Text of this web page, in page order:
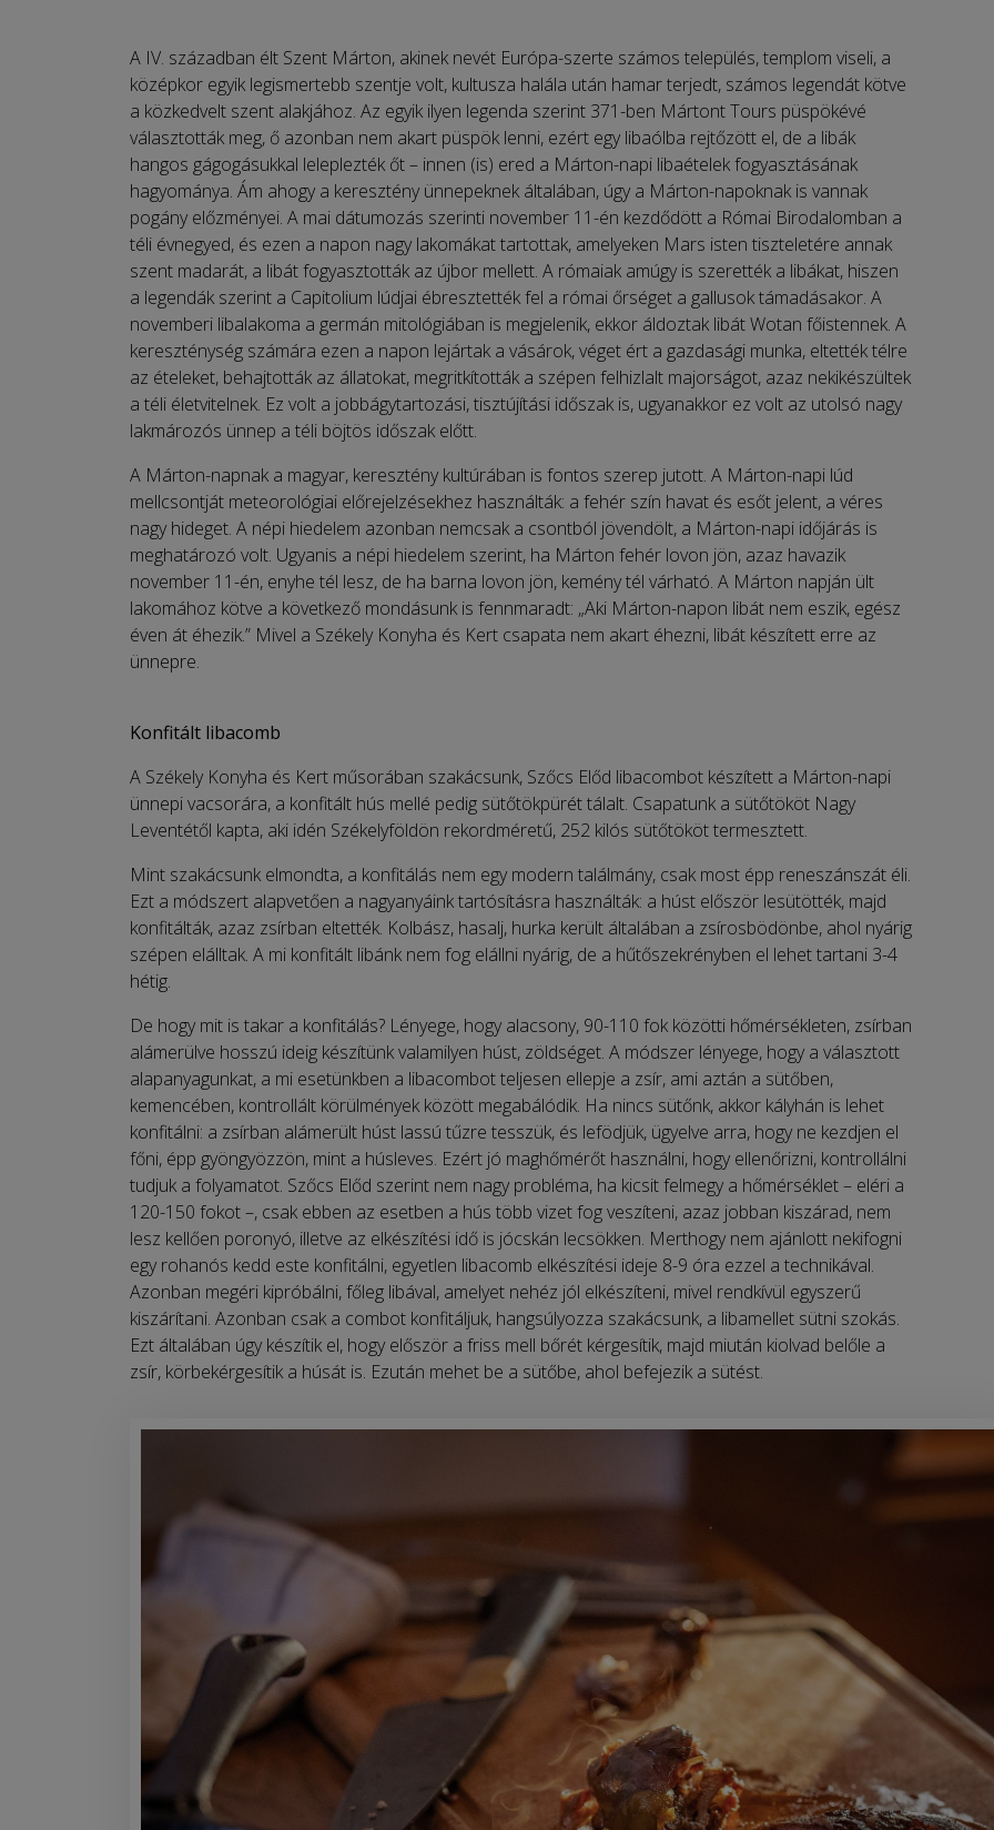
A IV. században élt Szent Márton, akinek nevét Európa-szerte számos település, templom viseli, a
középkor egyik legismertebb szentje volt, kultusza halála után hamar terjedt, számos legendát kötve
a közkedvelt szent alakjához. Az egyik ilyen legenda szerint 371-ben Mártont Tours püspökévé
választották meg, ő azonban nem akart püspök lenni, ezért egy libaólba rejtőzött el, de a libák
hangos gágogásukkal leleplezték őt – innen (is) ered a Márton-napi libaételek fogyasztásának
hagyománya. Ám ahogy a keresztény ünnepeknek általában, úgy a Márton-napoknak is vannak
pogány előzményei. A mai dátumozás szerinti november 11-én kezdődött a Római Birodalomban a
téli évnegyed, és ezen a napon nagy lakomákat tartottak, amelyeken Mars isten tiszteletére annak
szent madarát, a libát fogyasztották az újbor mellett. A rómaiak amúgy is szerették a libákat, hiszen
a legendák szerint a Capitolium lúdjai ébresztették fel a római őrséget a gallusok támadásakor. A
novemberi libalakoma a germán mitológiában is megjelenik, ekkor áldoztak libát Wotan főistennek. A
kereszténység számára ezen a napon lejártak a vásárok, véget ért a gazdasági munka, eltették télre
az ételeket, behajtották az állatokat, megritkították a szépen felhizlalt majorságot, azaz nekikészültek
a téli életvitelnek. Ez volt a jobbágytartozási, tisztújítási időszak is, ugyanakkor ez volt az utolsó nagy
lakmározós ünnep a téli böjtös időszak előtt.
A Márton-napnak a magyar, keresztény kultúrában is fontos szerep jutott. A Márton-napi lúd
mellcsontját meteorológiai előrejelzésekhez használták: a fehér szín havat és esőt jelent, a véres
nagy hideget. A népi hiedelem azonban nemcsak a csontból jövendölt, a Márton-napi időjárás is
meghatározó volt. Ugyanis a népi hiedelem szerint, ha Márton fehér lovon jön, azaz havazik
november 11-én, enyhe tél lesz, de ha barna lovon jön, kemény tél várható. A Márton napján ült
lakomához kötve a következő mondásunk is fennmaradt: „Aki Márton-napon libát nem eszik, egész
éven át éhezik.” Mivel a Székely Konyha és Kert csapata nem akart éhezni, libát készített erre az
ünnepre.
Konfitált libacomb
A Székely Konyha és Kert műsorában szakácsunk, Szőcs Előd libacombot készített a Márton-napi
ünnepi vacsorára, a konfitált hús mellé pedig sütőtökpürét tálalt. Csapatunk a sütőtököt Nagy
Leventétől kapta, aki idén Székelyföldön rekordméretű, 252 kilós sütőtököt termesztett.
Mint szakácsunk elmondta, a konfitálás nem egy modern találmány, csak most épp reneszánszát éli.
Ezt a módszert alapvetően a nagyanyáink tartósításra használták: a húst először lesütötték, majd
konfitálták, azaz zsírban eltették. Kolbász, hasalj, hurka került általában a zsírosbödönbe, ahol nyárig
szépen elálltak. A mi konfitált libánk nem fog elállni nyárig, de a hűtőszekrényben el lehet tartani 3-4
hétig.
De hogy mit is takar a konfitálás? Lényege, hogy alacsony, 90-110 fok közötti hőmérsékleten, zsírban
alámerülve hosszú ideig készítünk valamilyen húst, zöldséget. A módszer lényege, hogy a választott
alapanyagunkat, a mi esetünkben a libacombot teljesen ellepje a zsír, ami aztán a sütőben,
kemencében, kontrollált körülmények között megabálódik. Ha nincs sütőnk, akkor kályhán is lehet
konfitálni: a zsírban alámerült húst lassú tűzre tesszük, és lefödjük, ügyelve arra, hogy ne kezdjen el
főni, épp gyöngyözzön, mint a húsleves. Ezért jó maghőmérőt használni, hogy ellenőrizni, kontrollálni
tudjuk a folyamatot. Szőcs Előd szerint nem nagy probléma, ha kicsit felmegy a hőmérséklet – eléri a
120-150 fokot –, csak ebben az esetben a hús több vizet fog veszíteni, azaz jobban kiszárad, nem
lesz kellően poronyó, illetve az elkészítési idő is jócskán lecsökken. Merthogy nem ajánlott nekifogni
egy rohanós kedd este konfitálni, egyetlen libacomb elkészítési ideje 8-9 óra ezzel a technikával.
Azonban megéri kipróbálni, főleg libával, amelyet nehéz jól elkészíteni, mivel rendkívül egyszerű
kiszárítani. Azonban csak a combot konfitáljuk, hangsúlyozza szakácsunk, a libamellet sütni szokás.
Ezt általában úgy készítik el, hogy először a friss mell bőrét kérgesítik, majd miután kiolvad belőle a
zsír, körbekérgesítik a húsát is. Ezután mehet be a sütőbe, ahol befejezik a sütést.